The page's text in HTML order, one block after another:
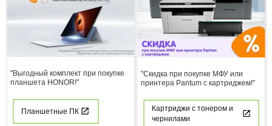
"Выгодный комплект при покупке
планшета HONOR!"
Планшетные ПК
"Скидка при покупке МФУ или
принтера Pantum с картриджем!"
Картриджи с тонером и
чернилами